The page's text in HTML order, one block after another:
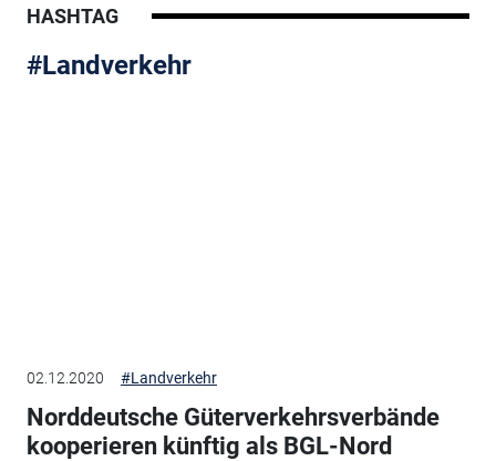
HASHTAG
#Landverkehr
02.12.2020 #Landverkehr
Norddeutsche Güterverkehrsverbände
kooperieren künftig als BGL-Nord